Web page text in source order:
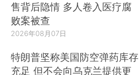
售背后隐情 多人卷入医疗腐
败案被查
2026年08月07日
特朗普坚称美国防空弹药库存
充足 但不会向乌克兰提供更